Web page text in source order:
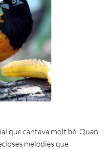
que cantava molt bé. Quan
melodies que